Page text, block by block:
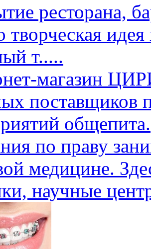
ресторана,
творческая
т.....
магазин
поставщиков
общепита.
по праву
медицине.
научные